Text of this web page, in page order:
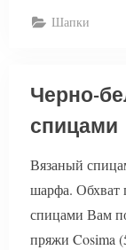
Шапки
Черно-
спицами
Вязаный
шарфа. Обхват
спицами Вам
пряжи Cosima